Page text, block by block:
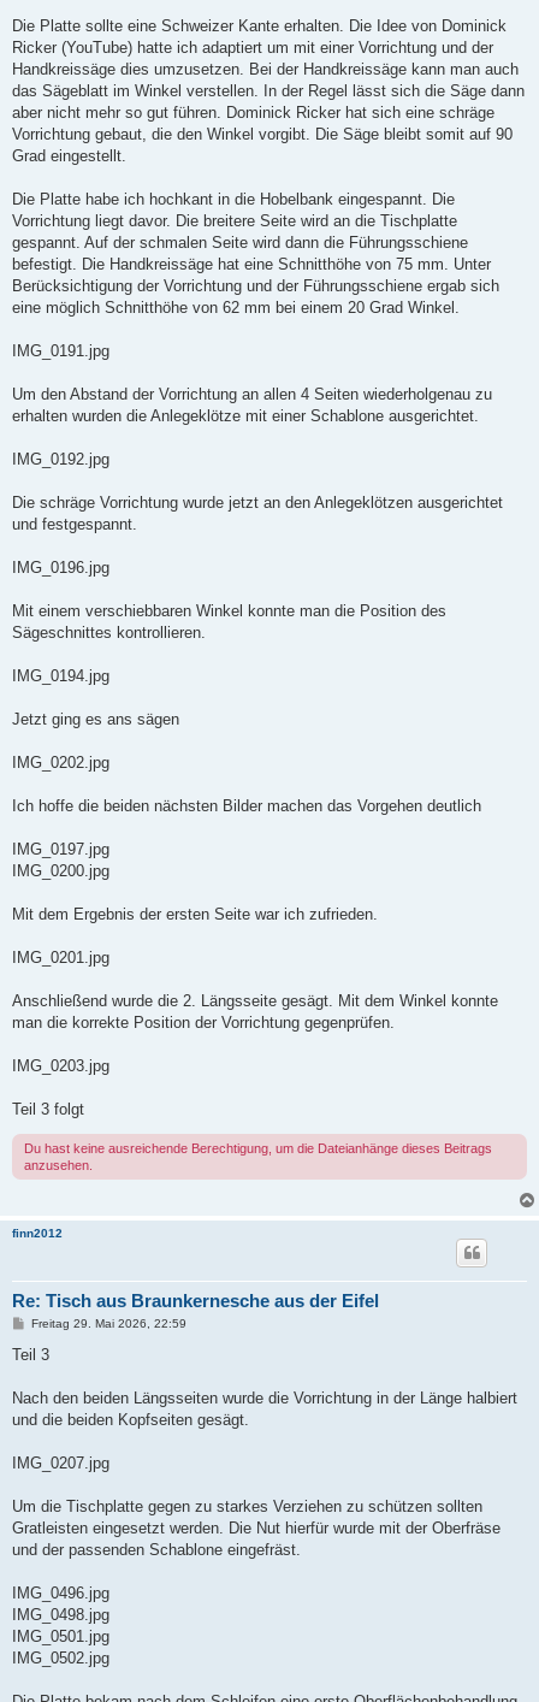
Die Platte sollte eine Schweizer Kante erhalten. Die Idee von Dominick
Ricker (YouTube) hatte ich adaptiert um mit einer Vorrichtung und der
Handkreissäge dies umzusetzen. Bei der Handkreissäge kann man auch
das Sägeblatt im Winkel verstellen. In der Regel lässt sich die Säge dann
aber nicht mehr so gut führen. Dominick Ricker hat sich eine schräge
Vorrichtung gebaut, die den Winkel vorgibt. Die Säge bleibt somit auf 90
Grad eingestellt.
Die Platte habe ich hochkant in die Hobelbank eingespannt. Die
Vorrichtung liegt davor. Die breitere Seite wird an die Tischplatte
gespannt. Auf der schmalen Seite wird dann die Führungsschiene
befestigt. Die Handkreissäge hat eine Schnitthöhe von 75 mm. Unter
Berücksichtigung der Vorrichtung und der Führungsschiene ergab sich
eine möglich Schnitthöhe von 62 mm bei einem 20 Grad Winkel.
IMG_0191.jpg
Um den Abstand der Vorrichtung an allen 4 Seiten wiederholgenau zu
erhalten wurden die Anlegeklötze mit einer Schablone ausgerichtet.
IMG_0192.jpg
Die schräge Vorrichtung wurde jetzt an den Anlegeklötzen ausgerichtet
und festgespannt.
IMG_0196.jpg
Mit einem verschiebbaren Winkel konnte man die Position des
Sägeschnittes kontrollieren.
IMG_0194.jpg
Jetzt ging es ans sägen
IMG_0202.jpg
Ich hoffe die beiden nächsten Bilder machen das Vorgehen deutlich
IMG_0197.jpg
IMG_0200.jpg
Mit dem Ergebnis der ersten Seite war ich zufrieden.
IMG_0201.jpg
Anschließend wurde die 2. Längsseite gesägt. Mit dem Winkel konnte
man die korrekte Position der Vorrichtung gegenprüfen.
IMG_0203.jpg
Teil 3 folgt
Du hast keine ausreichende Berechtigung, um die Dateianhänge dieses Beitrags
anzusehen.
finn2012
Re: Tisch aus Braunkernesche aus der Eifel
B
i
a
Freitag 29. Mai 2026, 22:59
Teil 3
Nach den beiden Längsseiten wurde die Vorrichtung in der Länge halbiert
und die beiden Kopfseiten gesägt.
IMG_0207.jpg
Um die Tischplatte gegen zu starkes Verziehen zu schützen sollten
Gratleisten eingesetzt werden. Die Nut hierfür wurde mit der Oberfräse
und der passenden Schablone eingefräst.
IMG_0496.jpg
IMG_0498.jpg
IMG_0501.jpg
IMG_0502.jpg